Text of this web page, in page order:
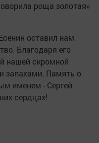
роща золотая»
оставил нам
Благодаря его
нашей скромной
запахами. Память о
именем - Сергей
сердцах!